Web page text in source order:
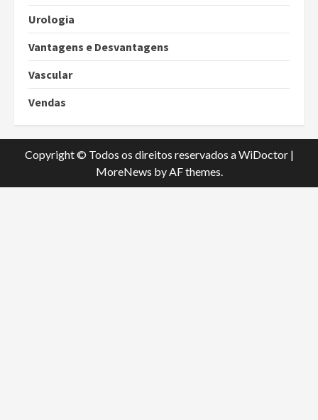
Urologia
Vantagens e Desvantagens
Vascular
Vendas
Copyright © Todos os direitos reservados a WiDoctor |
MoreNews by AF themes.